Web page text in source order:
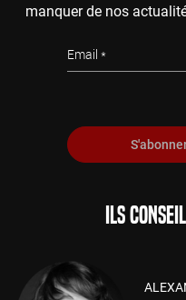
manquer de nos
Email
ILS